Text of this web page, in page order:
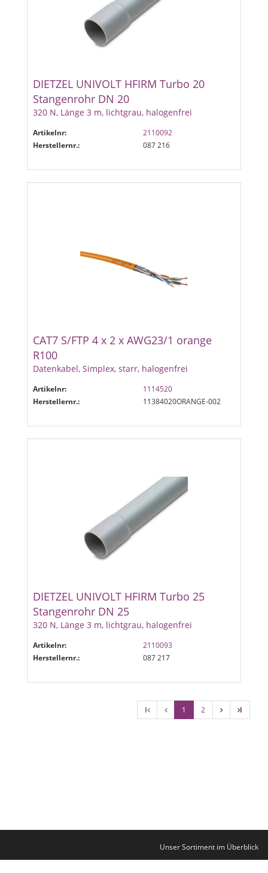
DIETZEL UNIVOLT HFIRM Turbo 20
Stangenrohr DN 20
320 N, Länge 3 m, lichtgrau, halogenfrei
Artikelnr:
2110092
Herstellernr.:
087 216
CAT7 S/FTP 4 x 2 x AWG23/1 orange
R100
Datenkabel, Simplex, starr, halogenfrei
Artikelnr:
1114520
Herstellernr.:
11384020ORANGE-002
DIETZEL UNIVOLT HFIRM Turbo 25
Stangenrohr DN 25
320 N, Länge 3 m, lichtgrau, halogenfrei
Artikelnr:
2110093
Herstellernr.:
087 217
l 1 2 l
Unser Sortiment im Überblick